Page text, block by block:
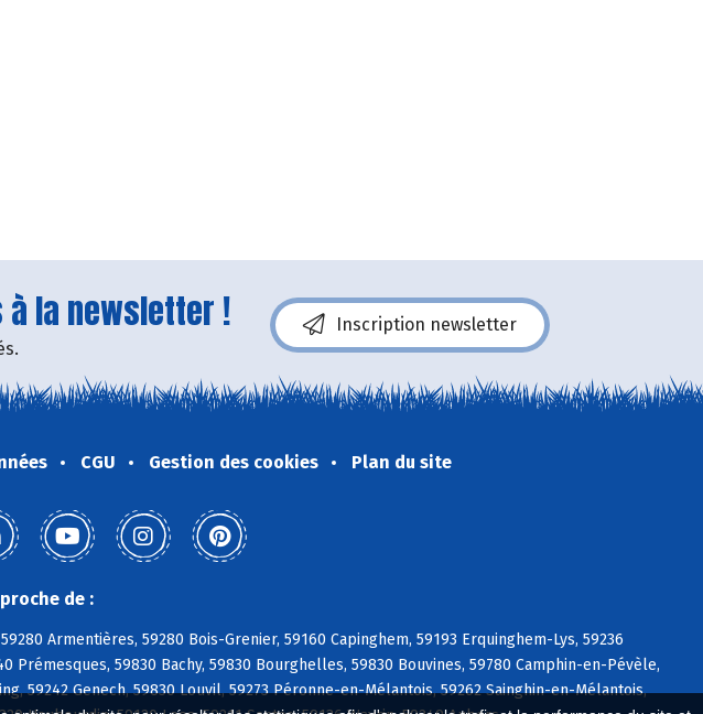
la newsletter ! Inscription newsletter
CGU Gestion des cookies Plan du site
de :
Armentières, 59280 Bois-Grenier, 59160 Capinghem, 59193 Erquinghem-Lys, 59236
Prémesques, 59830 Bachy, 59830 Bourghelles, 59830 Bouvines, 59780 Camphin-en-Pévèle,
59242 Genech, 59830 Louvil, 59273 Péronne-en-Mélantois, 59262 Sainghin-en-Mélantois,